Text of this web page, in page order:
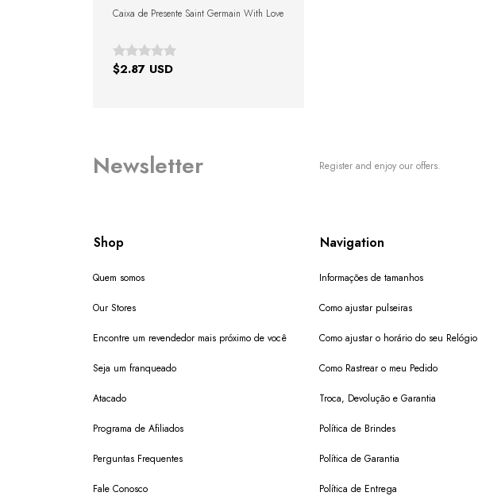
Caixa de Presente Saint Germain With Love
$2.87 USD
Newsletter Register and enjoy our offers.
Shop
Quem somos
Our Stores
Encontre um revendedor mais próximo de você
Seja um franqueado
Atacado
Programa de Afiliados
Perguntas Frequentes
Fale Conosco
Navigation
Informações de tamanhos
Como ajustar pulseiras
Como ajustar o horário do seu Relógio
Como Rastrear o meu Pedido
Troca, Devolução e Garantia
Política de Brindes
Política de Garantia
Política de Entrega